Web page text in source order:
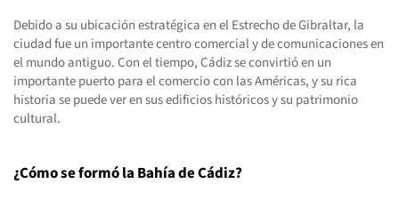
Debido a su ubicación estratégica en el Estrecho de Gibraltar, la
ciudad fue un importante centro comercial y de comunicaciones en
el mundo antiguo. Con el tiempo, Cádiz se convirtió en un
importante puerto para el comercio con las Américas, y su rica
historia se puede ver en sus edificios históricos y su patrimonio
cultural.
¿Cómo se formó la Bahía de Cádiz?